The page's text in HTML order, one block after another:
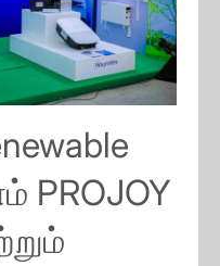
PROJOY